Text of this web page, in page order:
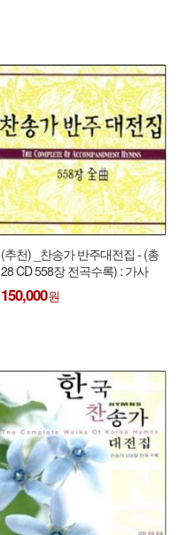
(추천) _찬송가 반주대전집 - (총
28 CD 558장 전곡수록) : 가사
없이 반주만 !!!
150,000